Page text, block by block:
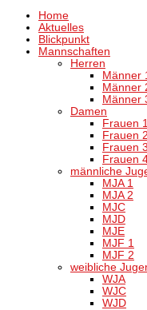
Home
Aktuelles
Blickpunkt
Mannschaften
Herren
Männer
Männer
Männer
Damen
Frauen
Frauen 2
Frauen 3
Frauen
männliche
MJA 1
MJA 2
MJC
MJD
MJE
MJF 1
MJF 2
weibliche
WJA
WJC
WJD